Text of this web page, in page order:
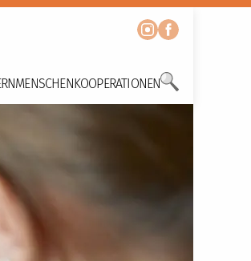
MENSCHEN KOOPERATIONEN